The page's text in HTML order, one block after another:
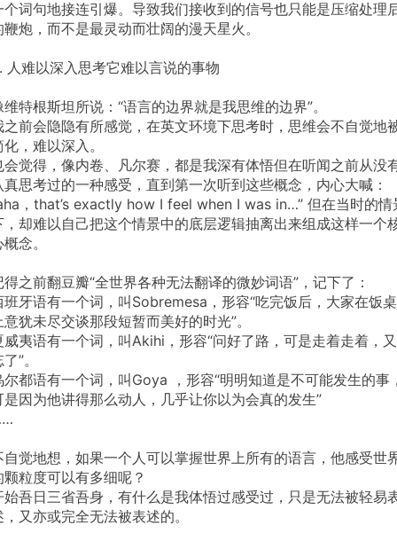
个词句地接连引爆。导致我们接收到的信号也只能是压缩处理
鞭炮，而不是最灵动而壮阔的漫天星火。
人难以深入思考它难以言说的事物
维特根斯坦所说：“语言的边界就是我思维的边界”。
之前会隐隐有所感觉，在英文环境下思考时，思维会不自觉地
化，难以深入。
会觉得，像内卷、凡尔赛，都是我深有体悟但在听闻之前从没
真思考过的一种感受，直到第一次听到这些概念，内心大喊：
，that’s exactly how I feel when I was in…” 但在当时的情
，却难以自己把这个情景中的底层逻辑抽离出来组成这样一个
念。
得之前翻豆瓣“全世界各种无法翻译的微妙词语”，记下了：
班牙语有一个词，叫Sobremesa，形容“吃完饭后，大家在饭桌
意犹未尽交谈那段短暂而美好的时光”。
威夷语有一个词，叫Akihi，形容“问好了路，可是走着走着，又
”。
尔都语有一个词，叫Goya
，形容“明明知道是不可能发生的事，
是因为他讲得那么动人，几乎让你以为会真的发生”
自觉地想，如果一个人可以掌握世界上所有的语言，他感受世
颗粒度可以有多细呢？
始吾日三省吾身，有什么是我体悟过感受过，只是无法被轻易
，又亦或完全无法被表述的。